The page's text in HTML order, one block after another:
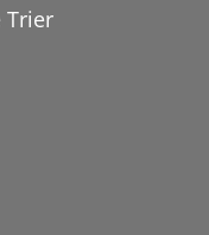
Trier